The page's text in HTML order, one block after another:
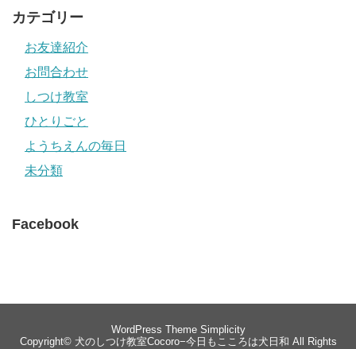
カテゴリー
お友達紹介
お問合わせ
しつけ教室
ひとりごと
ようちえんの毎日
未分類
Facebook
WordPress Theme Simplicity
Copyright© 犬のしつけ教室Cocoro−今日もこころは犬日和 All Rights